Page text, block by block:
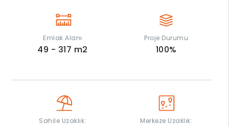
Emlak Alanı
49 - 317 m2
Proje Durumu
100%
Sahile Uzaklık: Merkeze Uzaklık: